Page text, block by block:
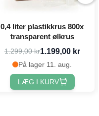
0,4 liter plastikkrus 800x
transparent ølkrus
1.299,00 kr1.199,00 kr
På lager 11. aug.
LÆG I KURV